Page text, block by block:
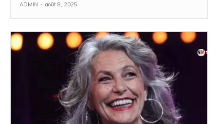
ADMIN - août 8, 2025